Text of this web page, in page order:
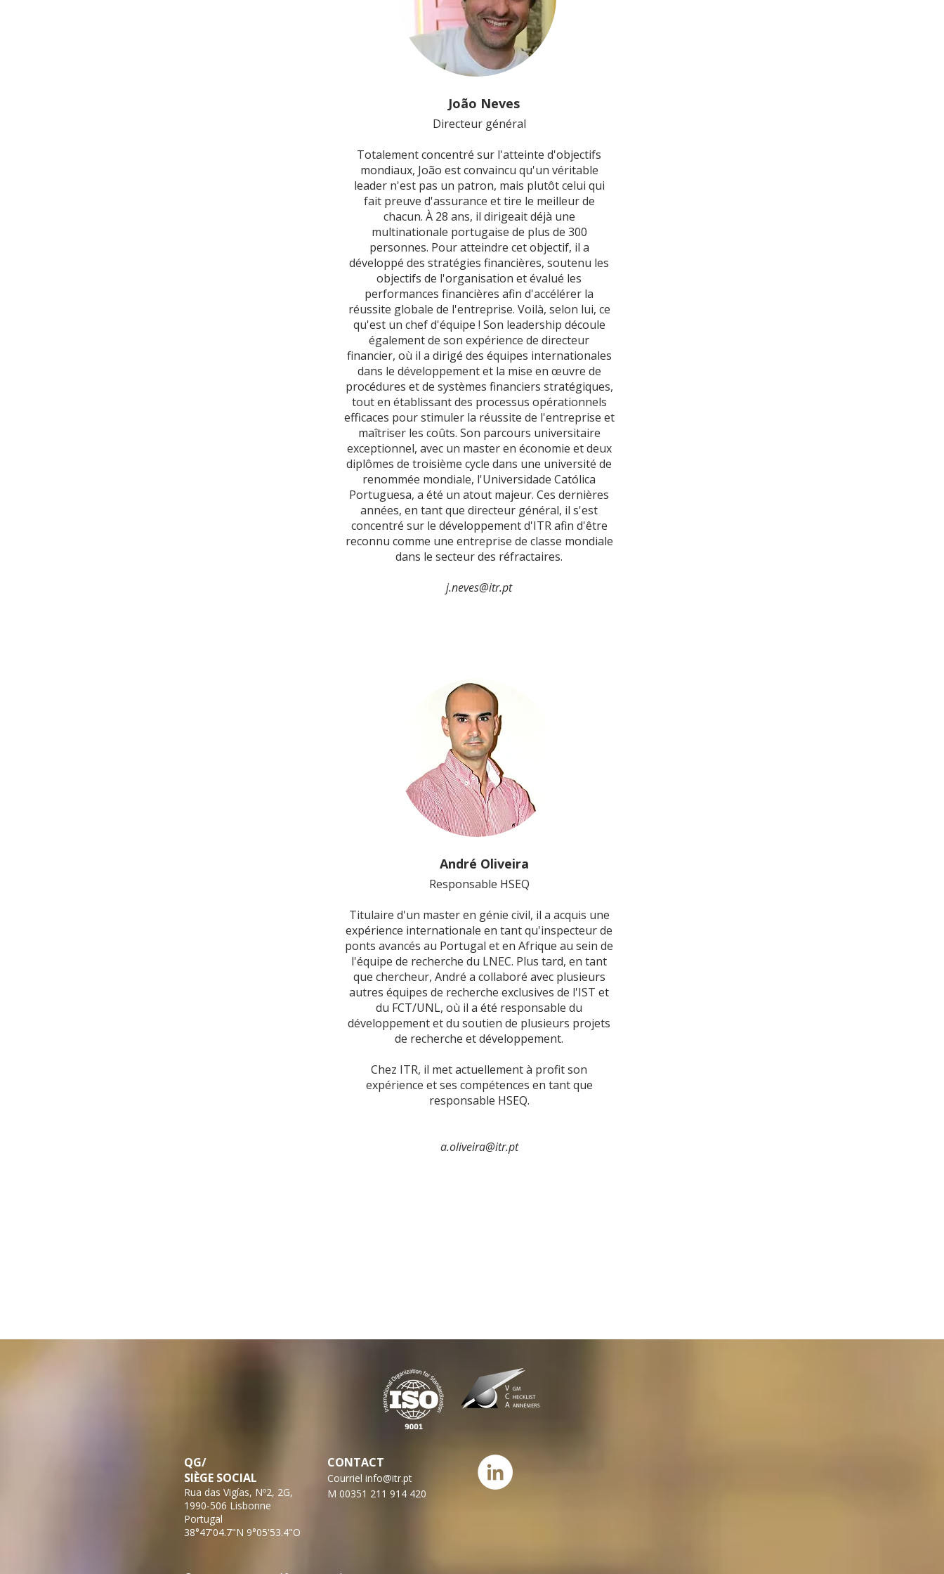
João Neves
Directeur général
Totalement concentré sur l'atteinte d'objectifs
mondiaux, João est convaincu qu'un véritable
leader n'est pas un patron, mais plutôt celui qui
fait preuve d'assurance et tire le meilleur de
chacun. À 28 ans, il dirigeait déjà une
multinationale portugaise de plus de 300
personnes. Pour atteindre cet objectif, il a
développé des stratégies financières, soutenu les
objectifs de l'organisation et évalué les
performances financières afin d'accélérer la
réussite globale de l'entreprise. Voilà, selon lui, ce
qu'est un chef d'équipe ! Son leadership découle
également de son expérience de directeur
financier, où il a dirigé des équipes internationales
dans le développement et la mise en œuvre de
procédures et de systèmes financiers stratégiques,
tout en établissant des processus opérationnels
efficaces pour stimuler la réussite de l'entreprise et
maîtriser les coûts. Son parcours universitaire
exceptionnel, avec un master en économie et deux
diplômes de troisième cycle dans une université de
renommée mondiale, l'Universidade Católica
Portuguesa, a été un atout majeur. Ces dernières
années, en tant que directeur général, il s'est
concentré sur le développement d'ITR afin d'être
reconnu comme une entreprise de classe mondiale
dans le secteur des réfractaires.
j.neves@itr.pt
André Oliveira
Responsable HSEQ
Titulaire d'un master en génie civil, il a acquis une
expérience internationale en tant qu'inspecteur de
ponts avancés au Portugal et en Afrique au sein de
l'équipe de recherche du LNEC. Plus tard, en tant
que chercheur, André a collaboré avec plusieurs
autres équipes de recherche exclusives de l'IST et
du FCT/UNL, où il a été responsable du
développement et du soutien de plusieurs projets
de recherche et développement.
Chez ITR, il met actuellement à profit son
expérience et ses compétences en tant que
responsable HSEQ.
a.oliveira@itr.pt
QG/
SIÈGE SOCIAL
Rua das Vigías, Nº2, 2G,
1990-506 Lisbonne
Portugal
38°47'04.7"N 9°05'53.4"O
CONTACT
Courriel info@itr.pt
M 00351 211 914 420